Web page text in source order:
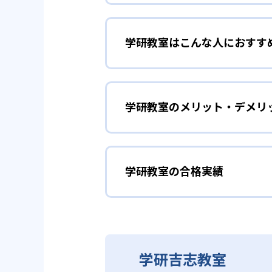
01 3歳から高
学研教室は、0･1･2歳から高校
先して学習を進める「無学年方
ができるため、一度立ち止まっ
02 生徒それ
学研教室の個別指導では、生徒
画を設計する。また、生徒そ
ルステップの教材となっている
03 週2回の教
学研教室はこんな人におすす
勉強全体の底力を上げた
学研教室は、生徒の「わかった
しており、わからない問題があ
「見える力」だけでなく、学習
を向上させたい人に向いている。
てて考える力の育成を、国語で
り離さず、くり返し学習と毎
る。
学研教室のメリット・デメリ
どんなメリットがある？
学研教室が持つ最大のメリット
教材を使用している点だ。この
ら応用まで、少しずつステップ
ている。
学研教室の先生は、研修会や勉
学研教室の合格実績
学研教室の合格実績は、公式サ
学研吉志教室